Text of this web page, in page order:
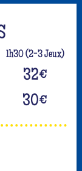
1h30 (2-3 Jeux)
32€
30€